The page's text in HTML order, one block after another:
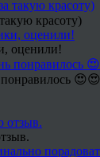
красоту)
оценили!
😍😍